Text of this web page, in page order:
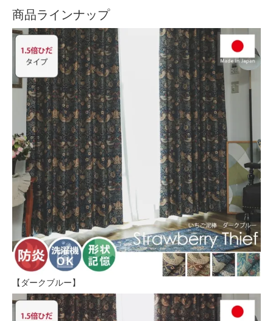
商品ラインナップ
【ダークブルー】